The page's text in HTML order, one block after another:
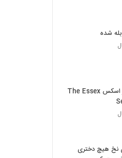
شده
تریلر سریال مار اسکس The Essex
نخ هیچ دختری